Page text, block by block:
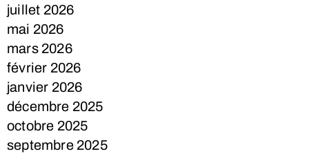
juillet 2026
mai 2026
mars 2026
février 2026
janvier 2026
décembre 2025
octobre 2025
septembre 2025